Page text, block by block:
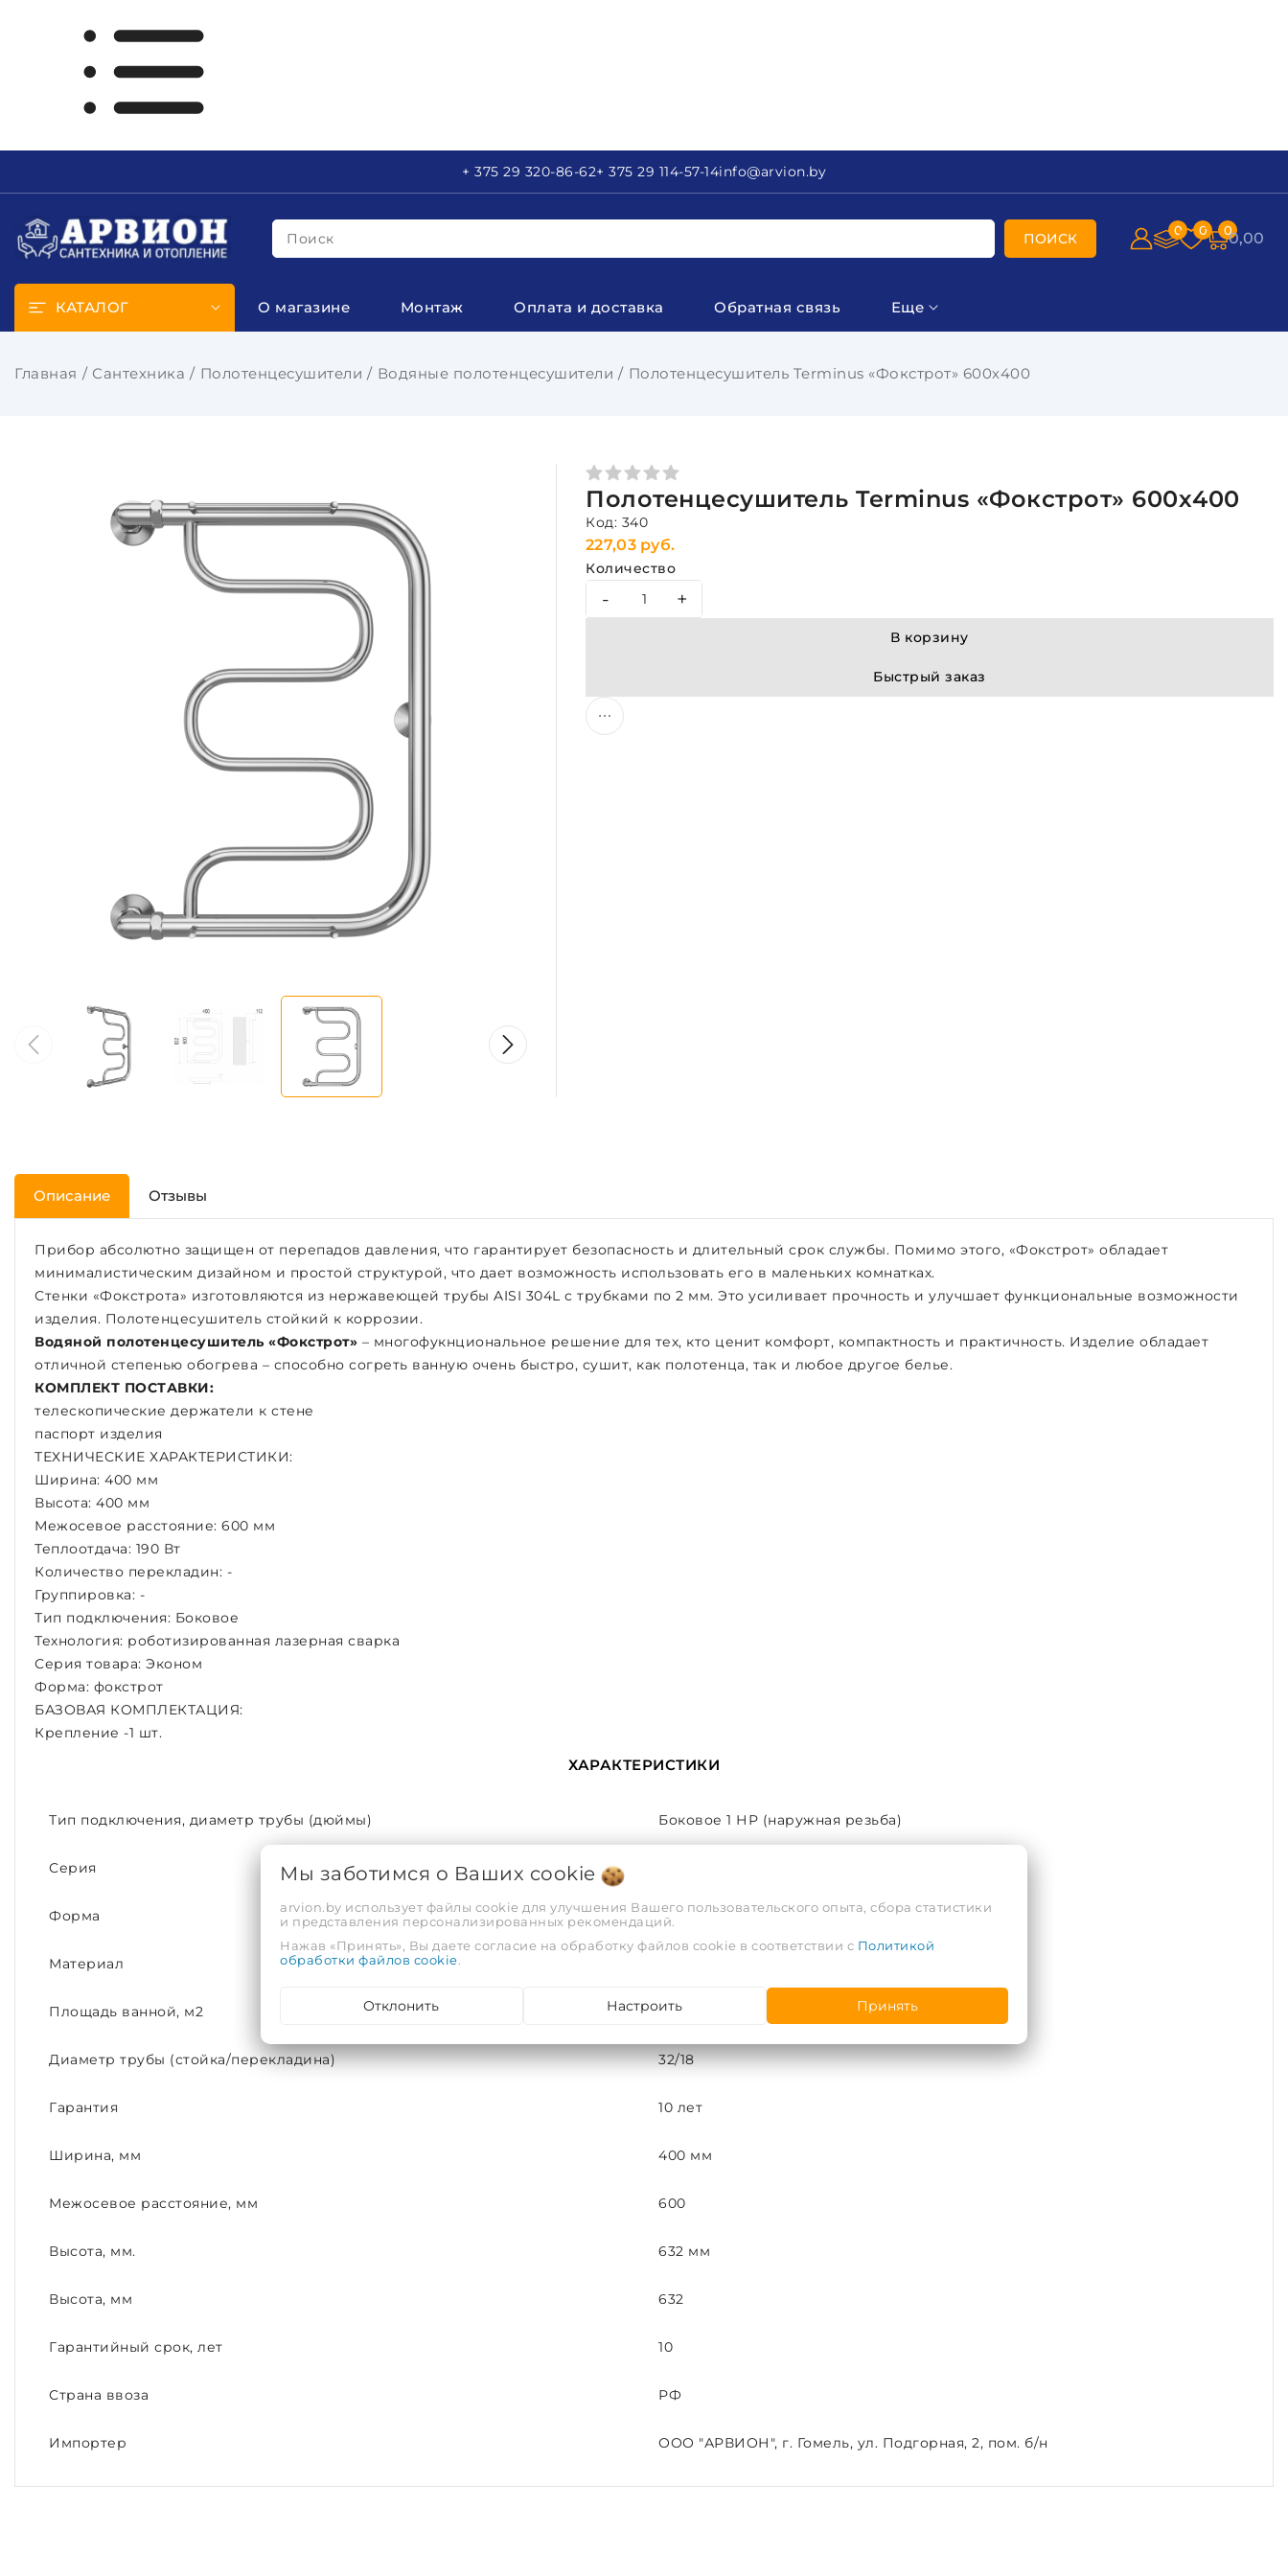
+ 375 29 320-86-62+ 375 29 114-57-14info@arvion.by
Поиск ПОИСК 0 0 00,00
КАТАЛОГ О магазине Монтаж Оплата и доставка Обратная связь Еще
Главная Сантехника Полотенцесушители Водяные полотенцесушители Полотенцесушитель Terminus «Фокстрот» 600х400
Полотенцесушитель Terminus «Фокстрот» 600х400
Код: 340
227,03 руб.
Количество
- +
В корзину
Быстрый заказ
Описание Отзывы
Прибор абсолютно защищен от перепадов давления, что гарантирует безопасность и длительный срок службы. Помимо этого, «Фокстрот» обладает
минималистическим дизайном и простой структурой, что дает возможность использовать его в маленьких комнатках.
Стенки «Фокстрота» изготовляются из нержавеющей трубы AISI 304L с трубками по 2 мм. Это усиливает прочность и улучшает функциональные возможности
изделия. Полотенцесушитель стойкий к коррозии.
Водяной полотенцесушитель «Фокстрот» – многофукнциональное решение для тех, кто ценит комфорт, компактность и практичность. Изделие обладает
отличной степенью обогрева – способно согреть ванную очень быстро, сушит, как полотенца, так и любое другое белье.
КОМПЛЕКТ ПОСТАВКИ:
телескопические держатели к стене
паспорт изделия
ТЕХНИЧЕСКИЕ ХАРАКТЕРИСТИКИ:
Ширина: 400 мм
Высота: 400 мм
Межосевое расстояние: 600 мм
Теплоотдача: 190 Вт
Количество перекладин: -
Группировка: -
Тип подключения: Боковое
Технология: роботизированная лазерная сварка
Серия товара: Эконом
Форма: фокстрот
БАЗОВАЯ КОМПЛЕКТАЦИЯ:
Крепление -1 шт.
ХАРАКТЕРИСТИКИ
Тип подключения, диаметр трубы (дюймы) Боковое 1 НР (наружная резьба)
Серия
Форма ПМ-образная (Фокстрот)
Материал
Площадь ванной, м2 до 3
Диаметр трубы (стойка/перекладина) 32/18
Гарантия 10 лет
Ширина, мм 400 мм
Межосевое расстояние, мм 600
Высота, мм. 632 мм
Высота, мм 632
Гарантийный срок, лет 10
Страна ввоза РФ
Импортер ООО "АРВИОН", г. Гомель, ул. Подгорная, 2, пом. б/н
Мы заботимся о Ваших cookie
arvion.by использует файлы cookie для улучшения Вашего пользовательского опыта, сбора статистики
и представления персонализированных рекомендаций.
Нажав «Принять», Вы даете согласие на обработку файлов cookie в соответствии с Политикой
обработки файлов cookie.
Отклонить Настроить Принять